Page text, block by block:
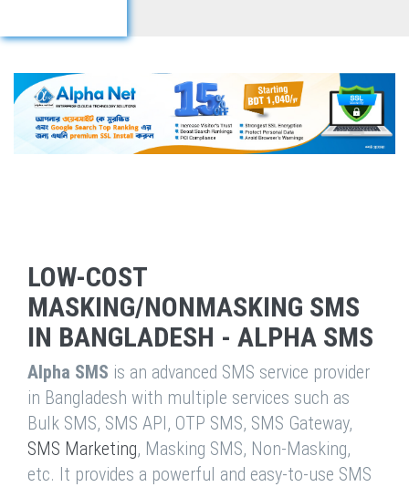
LOW-COST
MASKING/NONMASKING SMS
IN BANGLADESH - ALPHA SMS
Alpha SMS is an advanced SMS service provider
in Bangladesh with multiple services such as
Bulk SMS, SMS API, OTP SMS, SMS Gateway,
SMS Marketing, Masking SMS, Non-Masking,
etc. It provides a powerful and easy-to-use SMS